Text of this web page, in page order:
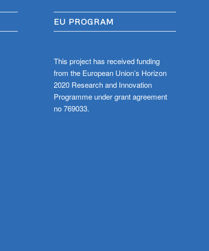
EU PROGRAM
This project has received funding
from the European Union’s Horizon
2020 Research and Innovation
Programme under grant agreement
no 769033.